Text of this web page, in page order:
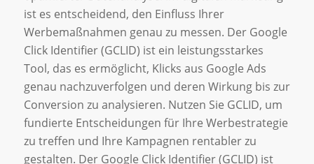
ist es entscheidend, den Einfluss Ihrer
Werbemaßnahmen genau zu messen. Der Google
Click Identifier (GCLID) ist ein leistungsstarkes
Tool, das es ermöglicht, Klicks aus Google Ads
genau nachzuverfolgen und deren Wirkung bis zur
Conversion zu analysieren. Nutzen Sie GCLID, um
fundierte Entscheidungen für Ihre Werbestrategie
zu treffen und Ihre Kampagnen rentabler zu
gestalten. Der Google Click Identifier (GCLID) ist